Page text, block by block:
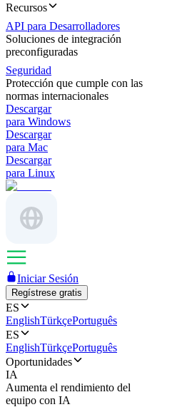
Recursos
API para Desarrolladores
Soluciones de integración
preconfiguradas
Seguridad
Protección que cumple con las
normas internacionales
Descargar
para Windows
Descargar
para Mac
Descargar
para Linux
Iniciar Sesión
Regístrese gratis
ES
EnglishTürkçePortuguês
ES
EnglishTürkçePortuguês
Oportunidades
IA
Aumenta el rendimiento del
equipo con IA